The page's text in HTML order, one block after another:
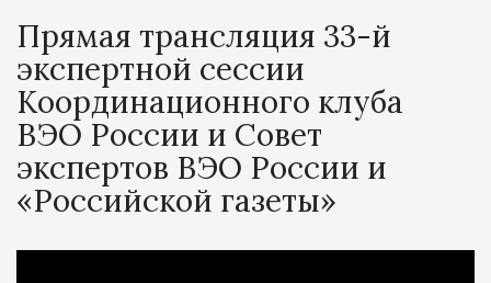
Прямая трансляция 33-й
экспертной сессии
Координационного клуба
ВЭО России и Совет
экспертов ВЭО России и
«Российской газеты»